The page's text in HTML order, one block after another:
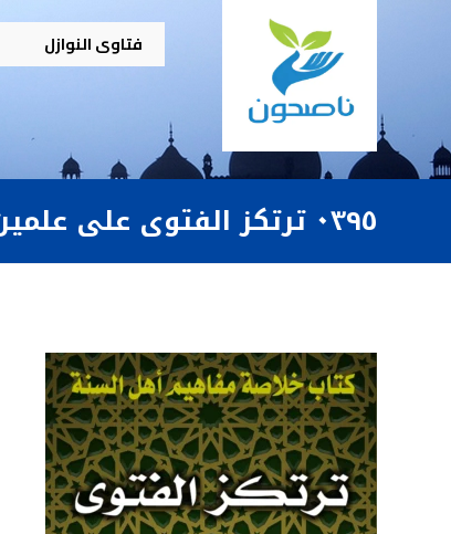
فتاوى النوازل
٠٣٩٥ ترتكز الفتوى على علمين